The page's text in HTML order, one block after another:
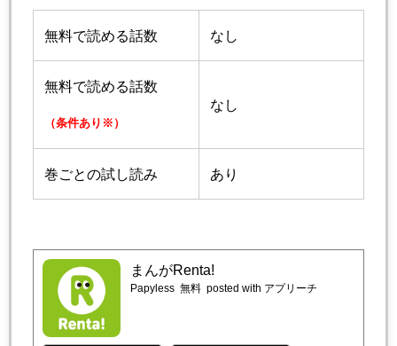
無料で読める話数 なし
無料で読める話数
（条件あり※）
なし
巻ごとの試し読み あり
まんがRenta!
Papyless 無料 posted with アプリーチ